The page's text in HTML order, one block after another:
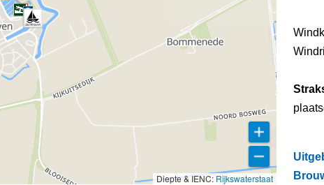
Diepte & IENC: Rijkswaterstaat